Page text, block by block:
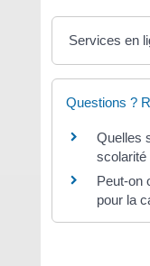
Services en
Questions ?
Quelles
scolarité
Peut-on
pour la